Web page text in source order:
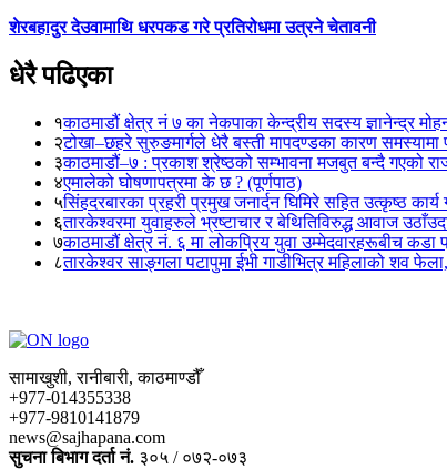
शेरबहादुर देउवामाथि धरपकड गरे प्रतिरोधमा उत्रने चेतावनी
धेरै पढिएका
१काठमाडौं क्षेत्र नं ७ का नेकपाका केन्द्रीय सदस्य ज्ञानेन्द्र
२टोखा–छहरे सुरुङमार्गले धेरै बस्ती मापदण्डका कारण
३काठमाडौं–७ : प्रकाश श्रेष्ठको सम्भावना मजबुत बन्दै गएको
४एमालेको घोषणापत्रमा के छ ? (पूर्णपाठ)
५सिंहदरबारका प्रहरी प्रमुख जनार्दन घिमिरे सहित उत्कृष्ठ
६तारकेश्वरमा युवाहरुले भ्रष्टाचार र बेथितिविरुद्ध आवाज
७काठमाडौं क्षेत्र नं. ६ मा लोकप्रिय युवा उम्मेदवारहरूबीच कडा
८तारकेश्वर साङ्गला पटापुमा ईभी गाडीभित्र महिलाको शव
सामाखुशी, रानीबारी, काठमाण्डौँ
+977-014355338
+977-9810141879
news@sajhapana.com
सुचना बिभाग दर्ता नं. ३०५ / ०७२-०७३